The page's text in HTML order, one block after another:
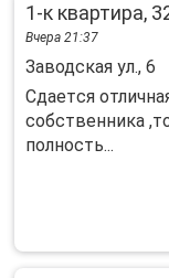
1-к квартира,
Вчера 21:37
Заводская ул., 6
Сдaeтcя
собcтвенникa
полноcть...